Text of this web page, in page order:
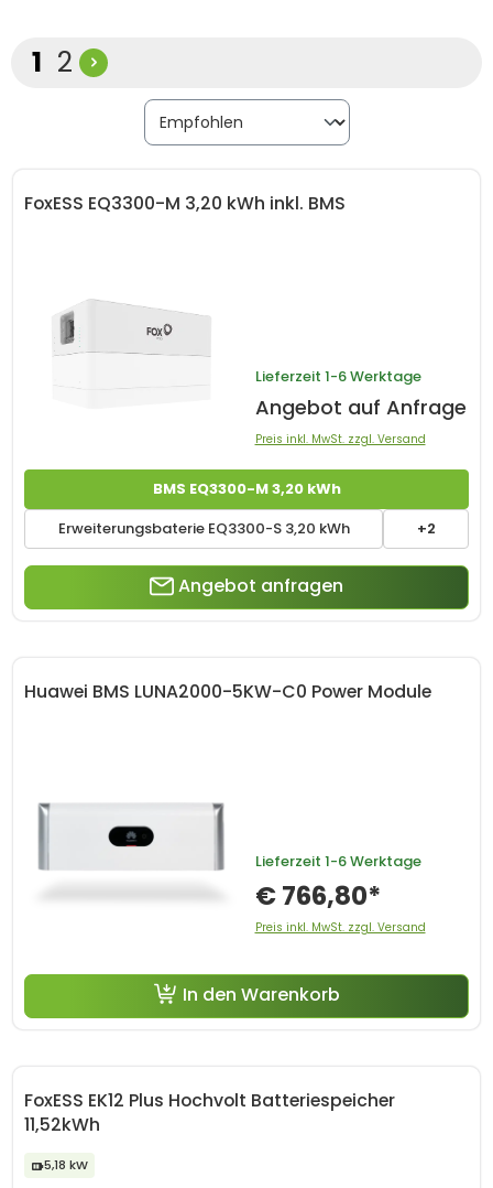
Seite
1 Seite
2
FoxESS EQ3300-M 3,20 kWh inkl. BMS
BMS EQ3300-M 3,20 kWh
Erweiterungsbaterie EQ3300-S 3,20 kWh
+2
Lieferzeit 1-6 Werktage
Angebot auf Anfrage
Preis inkl. MwSt. zzgl. Versand
Angebot anfragen
Huawei BMS LUNA2000-5KW-C0 Power Module
Lieferzeit 1-6 Werktage
€ 766,80*
Preis inkl. MwSt. zzgl. Versand
In den Warenkorb
FoxESS EK12 Plus Hochvolt Batteriespeicher
11,52kWh
5,18 kW